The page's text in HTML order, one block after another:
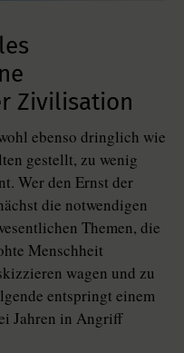
Zivilisation
ebenso dringlich wie
gestellt, zu wenig
Wer den Ernst der
die notwendigen
Themen, die
Menschheit
wagen und zu
entspringt einem
Jahren in Angriff